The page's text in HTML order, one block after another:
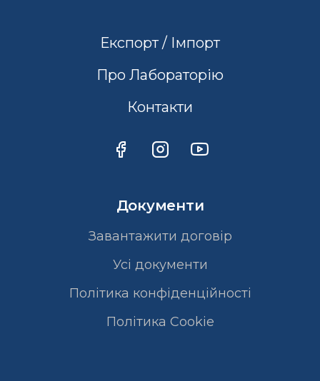
Експорт / Імпорт
Про Лабораторію
Контакти
Документи
Завантажити договір
Усі документи
Політика конфіденційності
Полiтика Cookie